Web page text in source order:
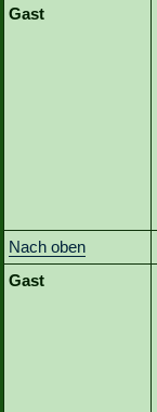
Gast
Nach oben
Gast